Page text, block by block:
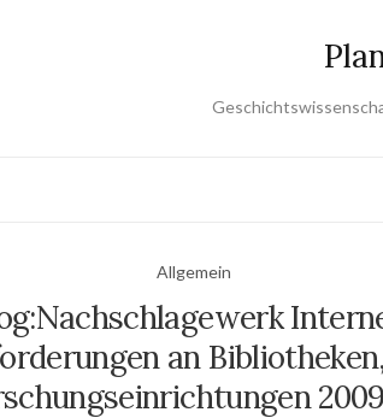
Allgemein
an